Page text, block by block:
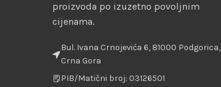
proizvoda po izuzetno povoljnim
cijenama.
Bul. Ivana Crnojevića 6, 81000 Podgorica,
Crna Gora
PIB/Matični broj: 03126501